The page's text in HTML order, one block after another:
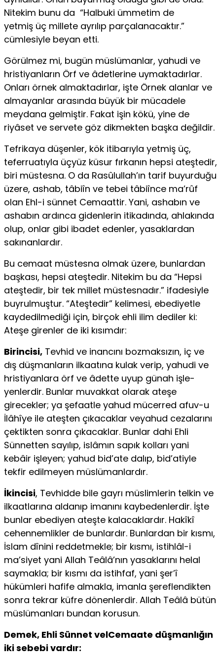
Nitekim bunu da “Halbuki ümmetim de
yetmiş üç millete ayrılıp parçalanacaktır.”
cümlesiyle beyan etti.
Görülmez mi, bugün müslümanlar, yahudi ve
hristiyanların Örf ve âdetlerine uymaktadırlar.
Onları örnek almaktadırlar, işte Örnek alanlar ve
almayanlar arasında büyük bir mücadele
meydana gelmiştir. Fakat işin kökü, yine de
riyâset ve servete göz dikmekten başka değildir.
Tefrikaya düşenler, kök itibarıyla yetmiş üç,
teferruatıyla üçyüz küsur fırkanın hepsi ateştedir,
biri müstesna. O da Rasûlullah’ın tarif bu­yurduğu
üzere, ashab, tâbiîn ve tebei tâbiînce ma’rûf
olan Ehl-i sünnet Cemaattir. Yani, ashabın ve
ashabın ardınca gidenlerin itikadında, ahlakında
olup, onlar gibi ibadet edenler, yasaklardan
sakınanlardır.
Bu cemaat müstesna olmak üzere, bunlardan
başkası, hepsi ateştedir. Nitekim bu da “Hepsi
ateştedir, bir tek millet müstesnadır.” ifadesiyle
buyrulmuştur. “Ateştedir” kelimesi, ebediyetle
kaydedilmediği için, birçok ehli ilim dediler ki:
Ateşe girenler de iki kısımdır:
Birincisi, Tevhid ve inancını bozmaksızın, iç ve
dış düşmanların ilkaatına kulak verip, yahudi ve
hristiyanlara örf ve âdette uyup günah işle­
yenlerdir. Bunlar muvakkat olarak ateşe
girecekler; ya şefaatle yahud mücerred afuv-u
İlâhîye ile ateşten çıkacaklar veyahud cezalarını
çek­tikten sonra çıkacaklar. Bunlar dahi Ehli
Sünnetten sayılıp, islâmın sapık kolları yani
kebâir işleyen; yahud bid’ate dalıp, bid’atiyle
tekfir edilme­yen müslümanlardır.
İkincisi, Tevhidde bile gayrı müslimlerin telkin ve
ilkaatlarına aldanıp imanını kaybedenlerdir. İşte
bunlar ebediyen ateşte kalacaklardır. Hakîkî
cehennemlikler de bunlardır. Bunlardan bir kısmı,
İslam dînini reddet­mekle; bir kısmı, istihlâl-i
ma’siyet yani Allah Teâlâ’nın yasaklarını helal
saymakla; bir kısmı da istihfaf, yani şer’î
hükümleri hafife almakla, iman­la şereflendikten
sonra tekrar küfre dönenlerdir. Allah Teâlâ bütün
müslümanları bundan korusun.
Demek, Ehli Sünnet velCemaate düşmanlığın
iki sebebi vardır: